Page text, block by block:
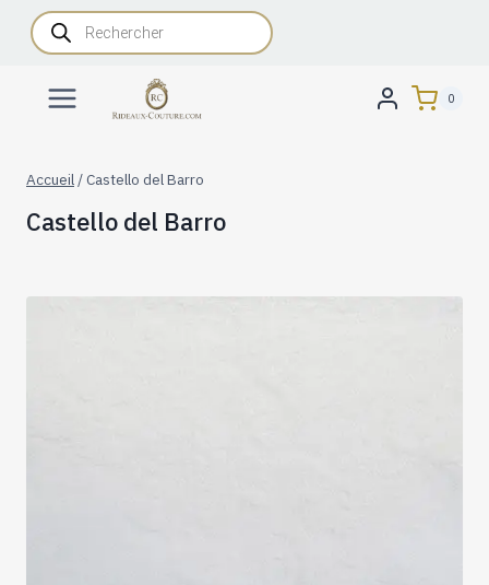
AllerRecherche
de
produits
0
Accueil /Castello del Barro
Castello del Barro